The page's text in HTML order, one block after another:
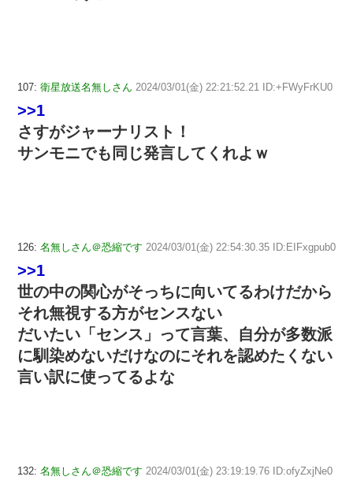
107: 衛星放送名無しさん 2024/03/01(金) 22:21:52.21 ID:+FWyFrKU0
>>1
さすがジャーナリスト！
サンモニでも同じ発言してくれよｗ
126: 名無しさん＠恐縮です 2024/03/01(金) 22:54:30.35 ID:EIFxgpub0
>>1
世の中の関心がそっちに向いてるわけだから
それ無視する方がセンスない
だいたい「センス」って言葉、自分が多数派
に馴染めないだけなのにそれを認めたくない
言い訳に使ってるよな
132: 名無しさん＠恐縮です 2024/03/01(金) 23:19:19.76 ID:ofyZxjNe0